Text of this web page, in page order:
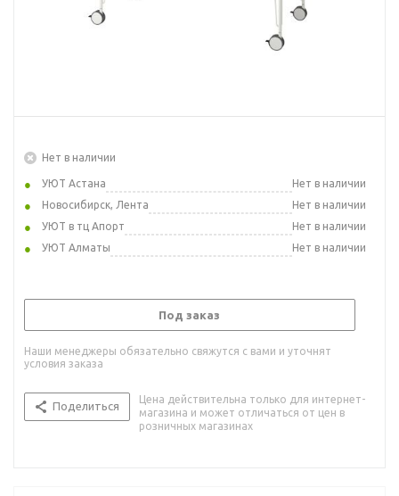
Нет в наличии
УЮТ Астана
Нет в наличии
Новосибирск, Лента
Нет в наличии
УЮТ в тц Апорт
Нет в наличии
УЮТ Алматы
Нет в наличии
Под заказ
Наши менеджеры обязательно свяжутся с вами и уточнят
условия заказа
Поделиться
Цена действительна только для интернет-
магазина и может отличаться от цен в
розничных магазинах